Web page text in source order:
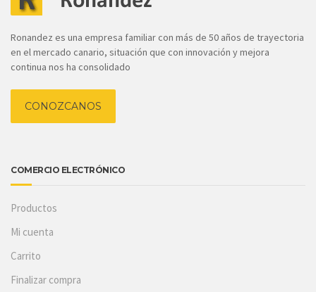
Ronandez es una empresa familiar con más de 50 años de trayectoria
en el mercado canario, situación que con innovación y mejora
continua nos ha consolidado
CONOZCANOS
COMERCIO ELECTRÓNICO
Productos
Mi cuenta
Carrito
Finalizar compra